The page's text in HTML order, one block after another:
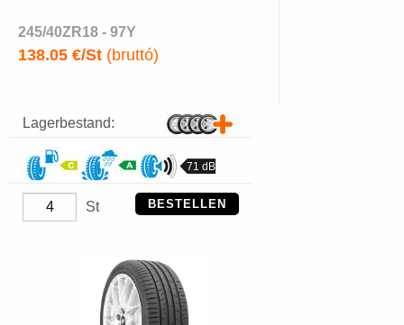
245/40ZR18 - 97Y
138.05 €/St (bruttó)
Lagerbestand:
71 dB
St BESTELLEN